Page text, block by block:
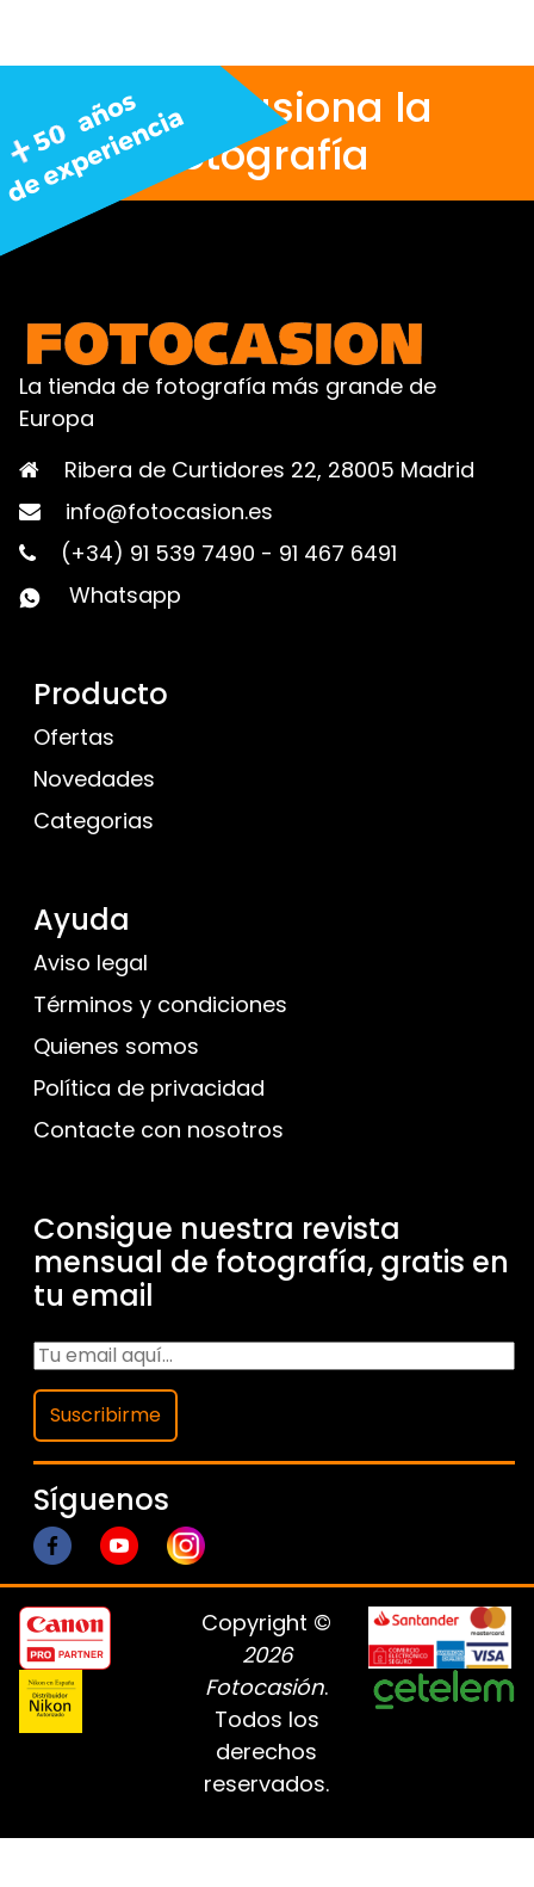
Nos apasiona la
fotografía
La tienda de fotografía más grande de
Europa
Ribera de Curtidores 22, 28005 Madrid
info@fotocasion.es
(+34) 91 539 7490 - 91 467 6491
Whatsapp
Producto
Ofertas
Novedades
Categorias
Ayuda
Aviso legal
Términos y condiciones
Quienes somos
Política de privacidad
Contacte con nosotros
Consigue nuestra revista
mensual de fotografía, gratis en
tu email
Suscribirme
Síguenos
Copyright ©
2026
Fotocasión.
Todos los
derechos
reservados.